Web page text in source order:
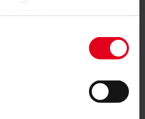
Sie ihnen
haben.